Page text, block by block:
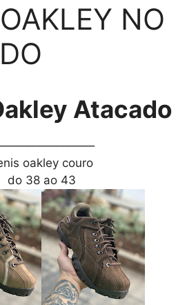
NO
Atacado
oakley couro
do 38 ao 43